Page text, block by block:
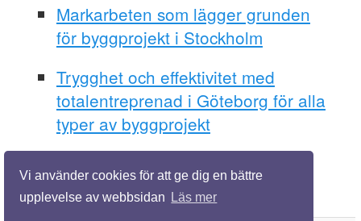
Vi använder cookies för att ge dig en bättre
upplevelse av webbsidan
Läs mer
Markarbeten som lägger grunden
för byggprojekt i Stockholm
Trygghet och effektivitet med
totalentreprenad i Göteborg för alla
typer av byggprojekt